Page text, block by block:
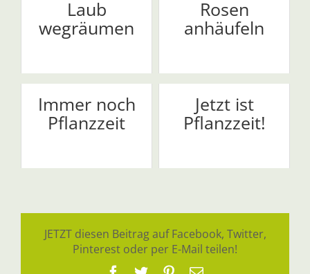
Laub
wegräumen
Rosen
anhäufeln
Immer noch
Pflanzzeit
Jetzt ist
Pflanzzeit!
JETZT diesen Beitrag auf Facebook, Twitter,
Pinterest oder per E-Mail teilen!